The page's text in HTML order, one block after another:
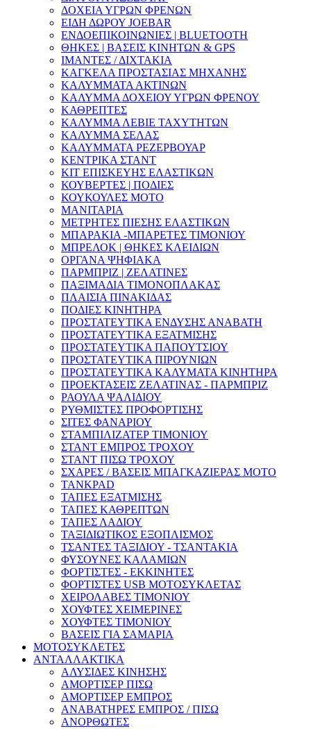
ΔΟΧΕΙΑ ΥΓΡΩΝ ΦΡΕΝΩΝ
ΕΙΔΗ ΔΩΡΟΥ JOEBAR
ΕΝΔΟΕΠΙΚΟΙΝΩΝΙΕΣ | BLUETOOTH
ΘΗΚΕΣ | ΒΑΣΕΙΣ ΚΙΝΗΤΩΝ & GPS
ΙΜΑΝΤΕΣ / ΔΙΧΤΑΚΙΑ
ΚΑΓΚΕΛΑ ΠΡΟΣΤΑΣΙΑΣ ΜΗΧΑΝΗΣ
ΚΑΛΥΜΜΑΤΑ ΑΚΤΙΝΩΝ
ΚΑΛΥΜΜΑ ΔΟΧΕΙΟΥ ΥΓΡΩΝ ΦΡΕΝΟΥ
ΚΑΘΡΕΠΤΕΣ
ΚΑΛΥΜΜΑ ΛΕΒΙΕ ΤΑΧΥΤΗΤΩΝ
ΚΑΛΥΜΜΑ ΣΕΛΑΣ
ΚΑΛΥΜΜΑΤΑ ΡΕΖΕΡΒΟΥΑΡ
ΚΕΝΤΡΙΚΑ ΣΤΑΝΤ
ΚΙΤ ΕΠΙΣΚΕΥΗΣ ΕΛΑΣΤΙΚΩΝ
ΚΟΥΒΕΡΤΕΣ | ΠΟΔΙΕΣ
ΚΟΥΚΟΥΛΕΣ ΜΟΤΟ
ΜΑΝΙΤΑΡΙΑ
ΜΕΤΡΗΤΕΣ ΠΙΕΣΗΣ ΕΛΑΣΤΙΚΩΝ
ΜΠΑΡΑΚΙΑ -ΜΠΑΡΕΤΕΣ ΤΙΜΟΝΙΟΥ
ΜΠΡΕΛΟΚ | ΘΗΚΕΣ ΚΛΕΙΔΙΩΝ
ΟΡΓΑΝΑ ΨΗΦΙΑΚΑ
ΠΑΡΜΠΡΙΖ | ΖΕΛΑΤΙΝΕΣ
ΠΑΞΙΜΑΔΙΑ ΤΙΜΟΝΟΠΛΑΚΑΣ
ΠΛΑΙΣΙΑ ΠΙΝΑΚΙΔΑΣ
ΠΟΔΙΕΣ ΚΙΝΗΤΗΡΑ
ΠΡΟΣΤΑΤΕΥΤΙΚΑ ΕΝΔΥΣΗΣ ΑΝΑΒΑΤΗ
ΠΡΟΣΤΑΤΕΥΤΙΚΑ ΕΞΑΤΜΙΣΗΣ
ΠΡΟΣΤΑΤΕΥΤΙΚΑ ΠΑΠΟΥΤΣΙΟΥ
ΠΡΟΣΤΑΤΕΥΤΙΚΑ ΠΙΡΟΥΝΙΩΝ
ΠΡΟΣΤΑΤΕΥΤΙΚΑ ΚΑΛΥΜΑΤΑ ΚΙΝΗΤΗΡΑ
ΠΡΟΕΚΤΑΣΕΙΣ ΖΕΛΑΤΙΝΑΣ - ΠΑΡΜΠΡΙΖ
ΡΑΟΥΛΑ ΨΑΛΙΔΙΟΥ
ΡΥΘΜΙΣΤΕΣ ΠΡΟΦΟΡΤΙΣΗΣ
ΣΙΤΕΣ ΦΑΝΑΡΙΟΥ
ΣΤΑΜΠΙΛΙΖΑΤΕΡ ΤΙΜΟΝΙΟΥ
ΣΤΑΝΤ ΕΜΠΡΟΣ ΤΡΟΧΟΥ
ΣΤΑΝΤ ΠΙΣΩ ΤΡΟΧΟΥ
ΣΧΑΡΕΣ / ΒΑΣΕΙΣ ΜΠΑΓΚΑΖΙΕΡΑΣ ΜΟΤΟ
TANKPAD
ΤΑΠΕΣ ΕΞΑΤΜΙΣΗΣ
ΤΑΠΕΣ ΚΑΘΡΕΠΤΩΝ
ΤΑΠΕΣ ΛΑΔΙΟΥ
ΤΑΞΙΔΙΩΤΙΚΟΣ ΕΞΟΠΛΙΣΜΟΣ
ΤΣΑΝΤΕΣ ΤΑΞΙΔΙΟΥ - ΤΣΑΝΤΑΚΙΑ
ΦΥΣΟΥΝΕΣ ΚΑΛΑΜΙΩΝ
ΦΟΡΤΙΣΤΕΣ - ΕΚΚΙΝΗΤΕΣ
ΦΟΡΤΙΣΤΕΣ USB ΜΟΤΟΣΥΚΛΕΤΑΣ
ΧΕΙΡΟΛΑΒΕΣ ΤΙΜΟΝΙΟΥ
ΧΟΥΦΤΕΣ ΧΕΙΜΕΡΙΝΕΣ
ΧΟΥΦΤΕΣ ΤΙΜΟΝΙΟΥ
ΒΑΣΕΙΣ ΓΙΑ ΣΑΜΑΡΙΑ
ΜΟΤΟΣΥΚΛΕΤΕΣ
ΑΝΤΑΛΛΑΚΤΙΚΑ
ΑΛΥΣΙΔΕΣ ΚΙΝΗΣΗΣ
ΑΜΟΡΤΙΣΕΡ ΠΙΣΩ
ΑΜΟΡΤΙΣΕΡ ΕΜΠΡΟΣ
ΑΝΑΒΑΤΗΡΕΣ ΕΜΠΡΟΣ / ΠΙΣΩ
ΑΝΟΡΘΩΤΕΣ